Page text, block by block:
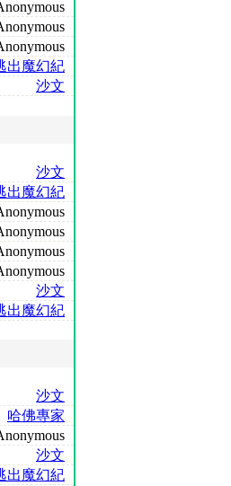
出魔幻紀
沙文
沙文
出魔幻紀
沙文
出魔幻紀
沙文
哈佛專家
沙文
出魔幻紀